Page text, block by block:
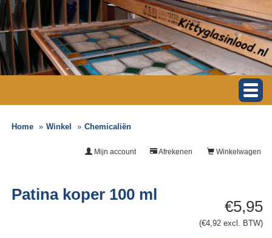
Home Winkel Chemicaliën
Winkelwagen
Afrekenen
Mijn account
€5,95
(€4,92 excl. BTW)
Patina koper 100 ml